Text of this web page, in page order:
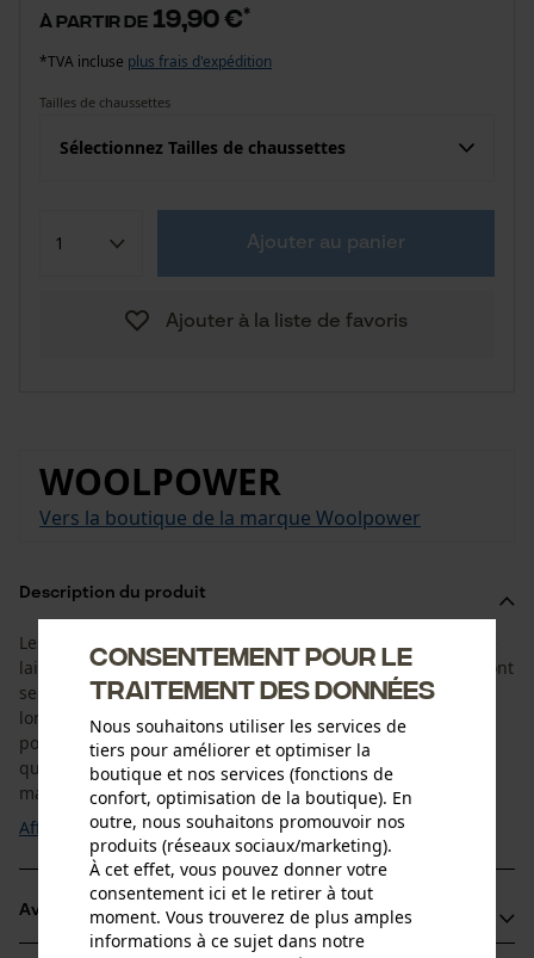
à partir de 19,90 €*
*TVA incluse plus frais d'expédition
Tailles de chaussettes
Sélectionnez Tailles de chaussettes
Ajouter au panier
Ajouter à la liste de favoris
WOOLPOWER
Vers la boutique de la marque Woolpower
Description du produit
Les Woolpower Socks Classic 200 sont composées à 50 % de
laine mérinos très fine. Les chaussettes en laine mérinos sont
selon un procédé de tricotage circulaire sans coutures
longitudinales. Le tissu éponge des chaussettes mérinos
possède d'excellentes propriétés d'isolation, ce qui signifie
que vos pieds restent au chaud, même mouillés. Grâce aux
matériaux utilisés, ...
Afficher plus
Avantages du produit
Consentement pour le
traitement des données
Nous souhaitons utiliser les services de
tiers pour améliorer et optimiser la
boutique et nos services (fonctions de
confort, optimisation de la boutique). En
outre, nous souhaitons promouvoir nos
produits (réseaux sociaux/marketing).
À cet effet, vous pouvez donner votre
consentement ici et le retirer à tout
moment. Vous trouverez de plus amples
informations à ce sujet dans notre